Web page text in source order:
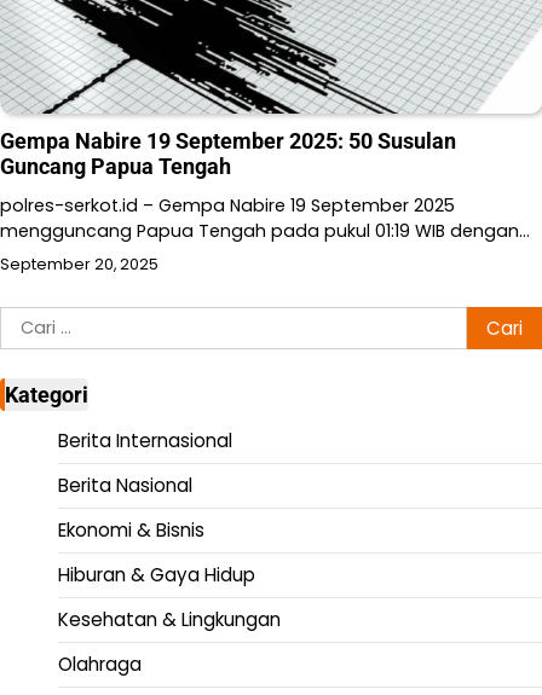
Gempa Nabire 19 September 2025: 50 Susulan
Guncang Papua Tengah
polres-serkot.id – Gempa Nabire 19 September 2025
mengguncang Papua Tengah pada pukul 01:19 WIB dengan…
September 20, 2025
Cari
untuk:
Kategori
Berita Internasional
Berita Nasional
Ekonomi & Bisnis
Hiburan & Gaya Hidup
Kesehatan & Lingkungan
Olahraga